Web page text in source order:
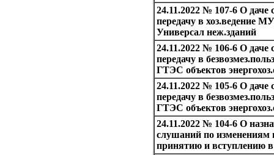
24.11.2022 № 107-6 О
передачу в хоз.ведение
Универсал неж.зданий
24.11.2022 № 106-6 О
передачу в
ГТЭС объектов
24.11.2022 № 105-6 О
передачу в
ГТЭС объектов
24.11.2022 № 104-6 О
слушаний по
принятию и вступлению